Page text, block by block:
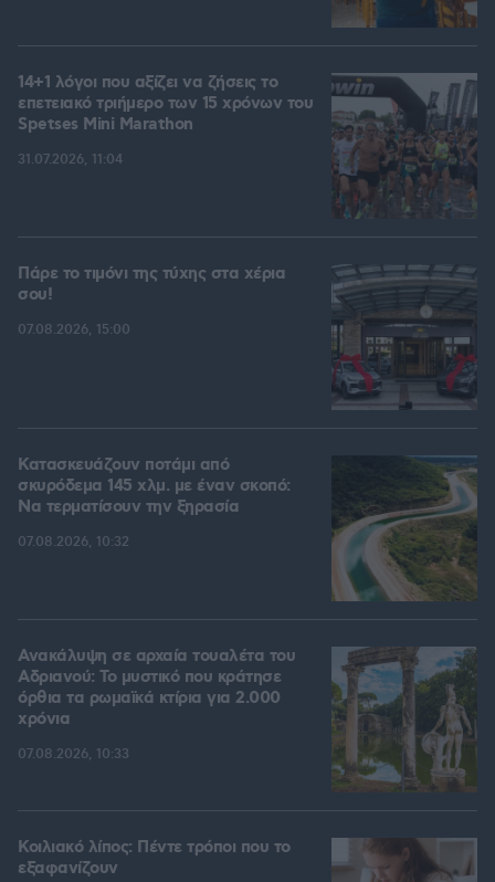
14+1 λόγοι που αξίζει να ζήσεις το
επετειακό τριήμερο των 15 χρόνων του
Spetses Mini Marathon
31.07.2026, 11:04
Πάρε το τιμόνι της τύχης στα χέρια
σου!
07.08.2026, 15:00
Κατασκευάζουν ποτάμι από
σκυρόδεμα 145 χλμ. με έναν σκοπό:
Να τερματίσουν την ξηρασία
07.08.2026, 10:32
Ανακάλυψη σε αρχαία τουαλέτα του
Αδριανού: Το μυστικό που κράτησε
όρθια τα ρωμαϊκά κτίρια για 2.000
χρόνια
07.08.2026, 10:33
Κοιλιακό λίπος: Πέντε τρόποι που το
εξαφανίζουν